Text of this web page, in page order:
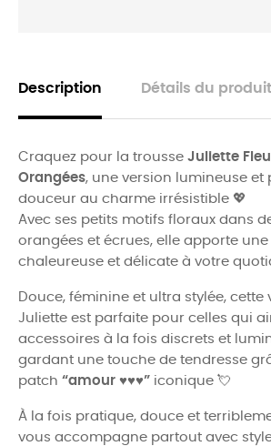
Description Détails du produit
Craquez pour la trousse Juliette
Orangées, une version lumineuse et
douceur au charme irrésistible 💖
Avec ses petits motifs floraux dans
orangées et écrues, elle apporte
chaleureuse et délicate à votre
Douce, féminine et ultra stylée, cette
Juliette est parfaite pour celles qui
accessoires à la fois discrets et
gardant une touche de tendresse
patch “amour ♥♥♥” iconique 💘
À la fois pratique, douce et
vous accompagne partout avec